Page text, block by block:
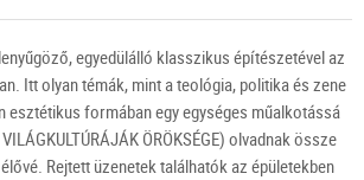
egyedülálló klasszikus építészetével az
Itt olyan témák, mint a teológia, politika és zene
esztétikus formában egy egységes műalkotássá
ÖRÖKSÉGE) olvadnak össze
Rejtett üzenetek találhatók az épületekben